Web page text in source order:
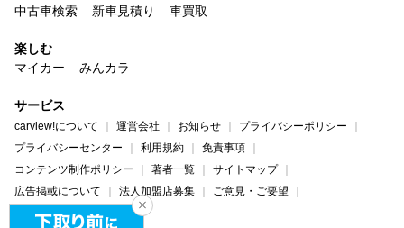
中古車検索
新車見積り 車買取
楽しむ
マイカー
みんカラ
サービス
carview!について 運営会社 お知らせ
プライバシーポリシー
プライバシーセンター
利用規約
免責事項
コンテンツ制作ポリシー
著者一覧
サイトマップ
広告掲載について
法人加盟店募集
ご意見・ご要望
ヘルプ・お問い合わせ